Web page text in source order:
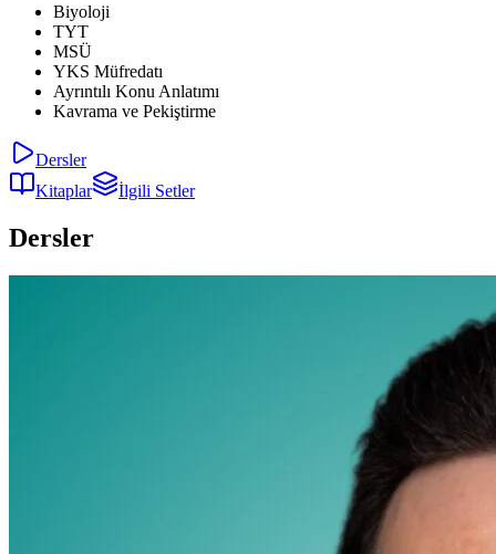
Biyoloji
TYT
MSÜ
YKS Müfredatı
Ayrıntılı Konu Anlatımı
Kavrama ve Pekiştirme
Dersler
Kitaplar
İlgili Setler
Dersler